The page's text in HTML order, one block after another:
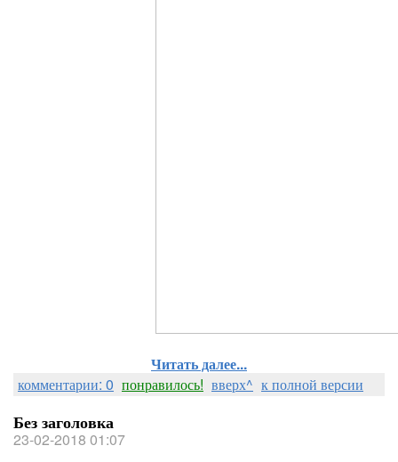
Читать далее...
комментарии: 0 понравилось! вверх^ к полной версии
Без заголовка
23-02-2018 01:07